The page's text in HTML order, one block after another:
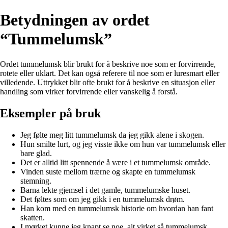
Betydningen av ordet
“Tummelumsk”
Ordet tummelumsk blir brukt for å beskrive noe som er forvirrende,
rotete eller uklart. Det kan også referere til noe som er luresmart eller
villedende. Uttrykket blir ofte brukt for å beskrive en situasjon eller
handling som virker forvirrende eller vanskelig å forstå.
Eksempler på bruk
Jeg følte meg litt tummelumsk da jeg gikk alene i skogen.
Hun smilte lurt, og jeg visste ikke om hun var tummelumsk eller
bare glad.
Det er alltid litt spennende å være i et tummelumsk område.
Vinden suste mellom trærne og skapte en tummelumsk
stemning.
Barna lekte gjemsel i det gamle, tummelumske huset.
Det føltes som om jeg gikk i en tummelumsk drøm.
Han kom med en tummelumsk historie om hvordan han fant
skatten.